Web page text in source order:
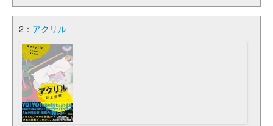
2： アクリル